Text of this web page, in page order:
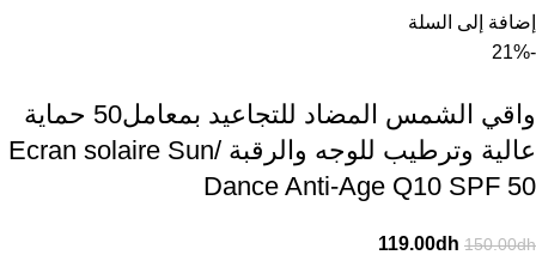
إضافة إلى السلة
-21%
واقي الشمس المضاد للتجاعيد بمعامل50 حماية
عالية وترطيب للوجه والرقبة /Ecran solaire Sun
Dance Anti-Age Q10 SPF 50
150.00dh
119.00dh